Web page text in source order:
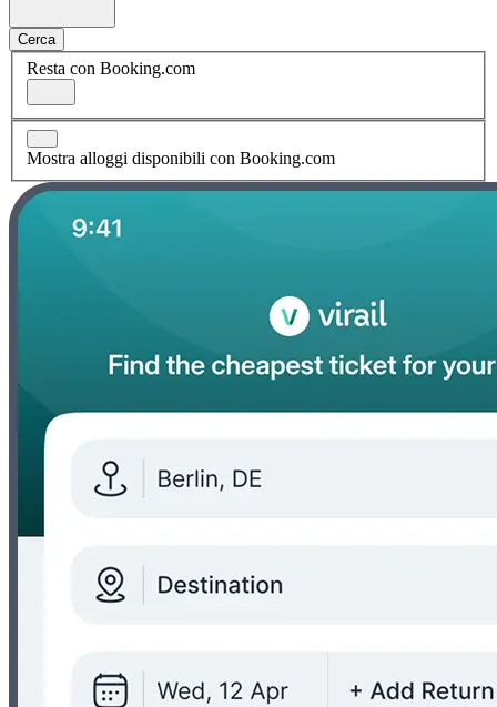
Cerca
Resta con Booking.com
Mostra alloggi disponibili con Booking.com